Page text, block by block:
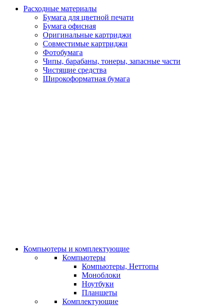
Расходные материалы
Бумага для цветной печати
Бумага офисная
Оригинальные картриджи
Совместимые картриджи
Фотобумага
Чипы, барабаны, тонеры, запасные части
Чистящие средства
Широкоформатная бумага
Компьютеры и комплектующие
Компьютеры
Компьютеры, Неттопы
Моноблоки
Ноутбуки
Планшеты
Комплектующие